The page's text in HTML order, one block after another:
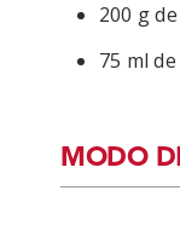
200 g
75 ml
MODO